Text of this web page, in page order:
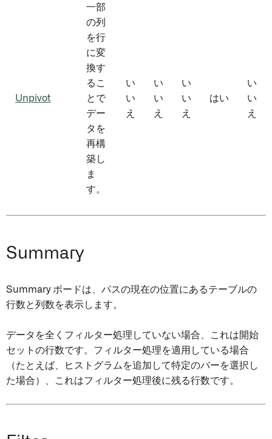
Unpivot
一部
の列
を行
に変
換す
るこ
とで
デー
タを
再構
築し
ま
す。
い
い
え
い
い
え
い
い
え
はい
い
い
え
Summary
Summary ボードは、パスの現在の位置にあるテーブルの
行数と列数を表示します。
データを全くフィルター処理していない場合、これは開始
セットの行数です。フィルター処理を適用している場合
（たとえば、ヒストグラムを追加して特定のバーを選択し
た場合）、これはフィルター処理後に残る行数です。